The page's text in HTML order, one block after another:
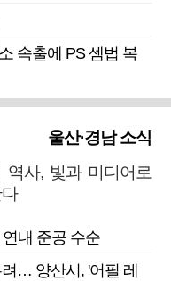
속출에 PS 셈법 복
울산·경남 소식
역사, 빛과 미디어로
내 준공 수순
… 양산시, '어필 레